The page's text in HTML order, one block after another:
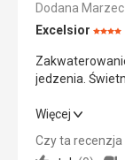
Dodana
Excelsior Ocena:
jedzenia.
basenu dla
jedzenia.
biologicznej
Więcej
Czy ta recenzja